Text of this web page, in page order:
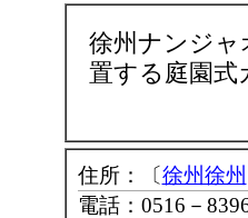
徐州ナンジャ
置する庭園式
住所：〔徐州徐州
電話：0516－